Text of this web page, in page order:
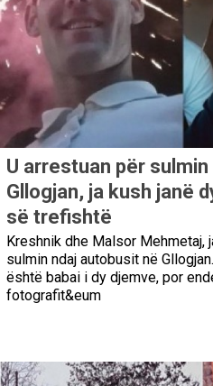
U arrestuan për
Gllogjan, ja kush janë
së trefishtë
Kreshnik dhe Malsor Mehmetaj,
sulmin ndaj autobusit në
është babai i dy djemve, por
fotografit&eum